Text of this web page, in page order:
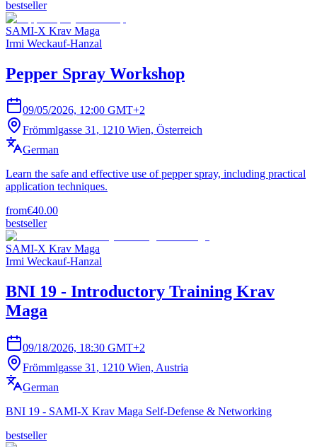
bestseller
SAMI-X Krav Maga
Irmi Weckauf-Hanzal
Pepper Spray Workshop
09/05/2026, 12:00 GMT+2
Frömmlgasse 31, 1210 Wien, Österreich
German
Learn the safe and effective use of pepper spray, including practical
application techniques.
from€40.00
bestseller
SAMI-X Krav Maga
Irmi Weckauf-Hanzal
BNI 19 - Introductory Training Krav
Maga
09/18/2026, 18:30 GMT+2
Frömmlgasse 31, 1210 Wien, Austria
German
BNI 19 - SAMI-X Krav Maga Self-Defense & Networking
bestseller